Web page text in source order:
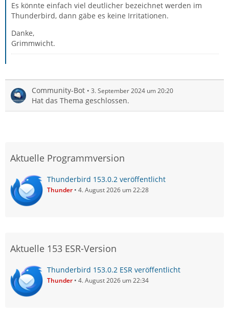
Es könnte einfach viel deutlicher bezeichnet werden im
Thunderbird, dann gäbe es keine Irritationen.
Danke,
Grimmwicht.
Community-Bot 3. September 2024 um 20:20
Hat das Thema geschlossen.
Aktuelle Programmversion
Thunderbird 153.0.2 veröffentlicht
Thunder 4. August 2026 um 22:28
Aktuelle 153 ESR-Version
Thunderbird 153.0.2 ESR veröffentlicht
Thunder 4. August 2026 um 22:34